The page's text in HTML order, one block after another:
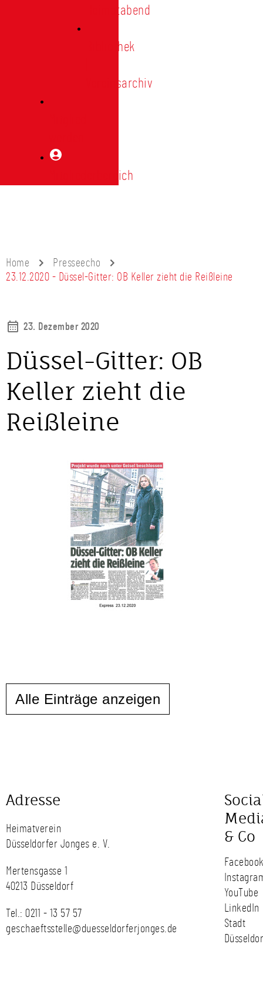
Heimatabend
Bibliothek
Vereinsarchiv
Mitgliederbereich
Home
Presseecho
23.12.2020 - Düssel-Gitter: OB Keller zieht die Reißleine
23. Dezember 2020
Düssel-Gitter: OB
Keller zieht die
Reißleine
Alle Einträge anzeigen
Adresse
Heimatverein
Düsseldorfer Jonges e. V.
Mertensgasse 1
40213 Düsseldorf
Tel.: 0211 - 13 57 57
geschaeftsstelle@duesseldorferjonges.de
& Co
YouTube
LinkedIn
Stadt